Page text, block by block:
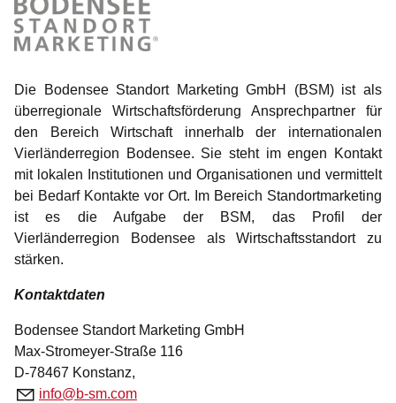
Die Bodensee Standort Marketing GmbH (BSM) ist als
überregionale Wirtschaftsförderung Ansprechpartner für
den Bereich Wirtschaft innerhalb der internationalen
Vierländerregion Bodensee. Sie steht im engen Kontakt
mit lokalen Institutionen und Organisationen und vermittelt
bei Bedarf Kontakte vor Ort. Im Bereich Standortmarketing
ist es die Aufgabe der BSM, das Profil der
Vierländerregion Bodensee als Wirtschaftsstandort zu
stärken.
Kontaktdaten
Bodensee Standort Marketing GmbH
Max-Stromeyer-Straße 116
D-78467 Konstanz,
nf
b-sm c m